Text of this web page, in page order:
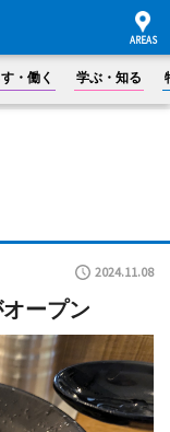
・働く 学ぶ・知る
2024.11.08
ープン